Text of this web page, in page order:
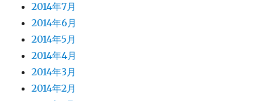
2014年7月
2014年6月
2014年5月
2014年4月
2014年3月
2014年2月